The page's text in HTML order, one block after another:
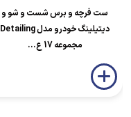
ست فرچه و برس شست و شو و
دیتیلینگ خودرو مدل Detailing
مجموعه 17 ع...